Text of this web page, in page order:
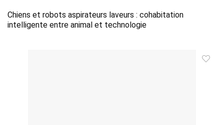
Chiens et robots aspirateurs laveurs : cohabitation
intelligente entre animal et technologie